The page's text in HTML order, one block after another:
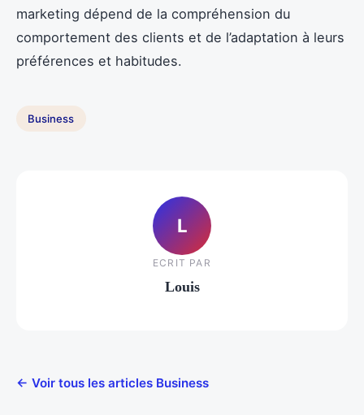
marketing dépend de la compréhension du
comportement des clients et de l’adaptation à leurs
préférences et habitudes.
Business
L
ECRIT PAR
Louis
← Voir tous les articles Business